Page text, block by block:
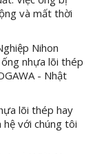
và mất thời
Nihon
nhựa lõi thép
- Nhật
lõi thép hay
hệ với chúng tôi